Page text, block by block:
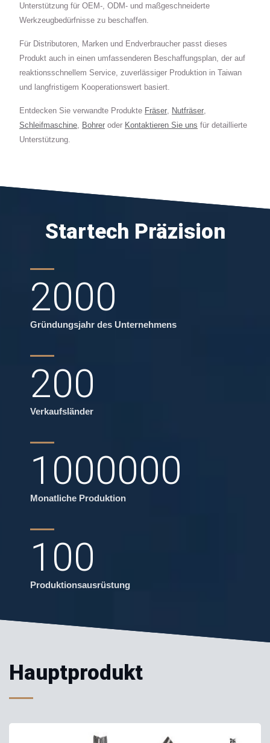
Unterstützung für OEM-, ODM- und maßgeschneiderte
Werkzeugbedürfnisse zu beschaffen.
Für Distributoren, Marken und Endverbraucher passt dieses
Produkt auch in einen umfassenderen Beschaffungsplan, der auf
reaktionsschnellem Service, zuverlässiger Produktion in Taiwan
und langfristigem Kooperationswert basiert.
Entdecken Sie verwandte Produkte Fräser, Nutfräser,
Schleifmaschine, Bohrer oder Kontaktieren Sie uns für detaillierte
Unterstützung.
Startech Präzision
2000
Gründungsjahr des Unternehmens
200
Verkaufsländer
1000000
Monatliche Produktion
100
Produktionsausrüstung
Hauptprodukt